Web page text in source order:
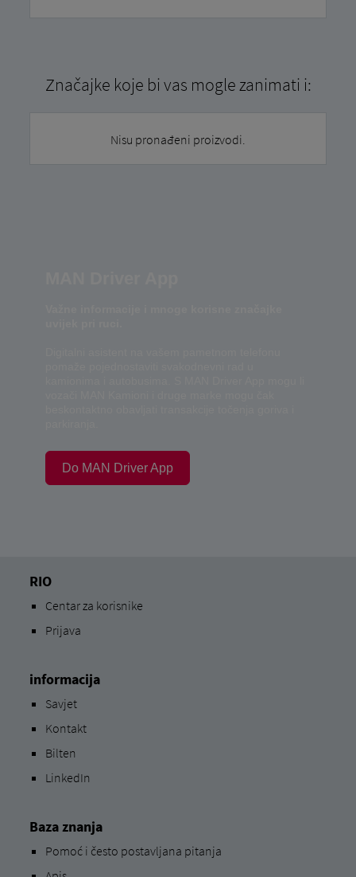
Značajke koje bi vas mogle zanimati i:
Nisu pronađeni proizvodi.
Do MAN Driver App
RIO
Centar za korisnike
Prijava
informacija
Savjet
Kontakt
Bilten
LinkedIn
Baza znanja
Pomoć i često postavljana pitanja